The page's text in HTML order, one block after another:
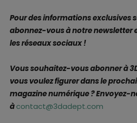
Pour des informations exclusives
abonnez-vous à notre newsletter
les réseaux sociaux !
Vous souhaitez-vous abonner à
vous voulez figurer dans le
magazine numérique ? Envoyez-
àcontact@3dadept.com